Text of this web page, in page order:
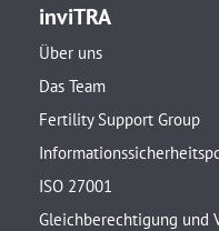
inviTRA
Über uns
Das Team
Fertility Support Group
ISO 27001
Gleichberechtigung und